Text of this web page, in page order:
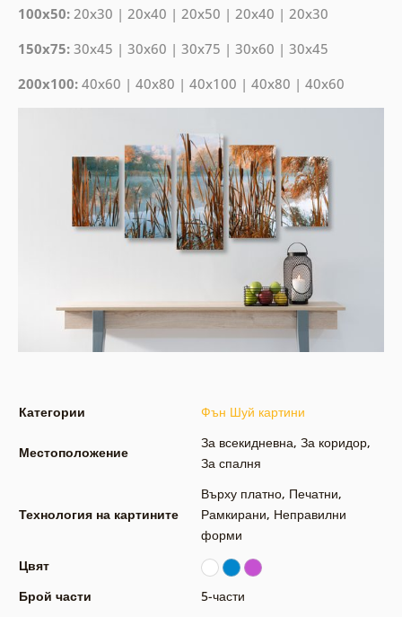
100x50:20x30 | 20x40 | 20x50 | 20x40 | 20x30
150x75:30x45 | 30x60 | 30x75 | 30x60 | 30x45
200x100:40x60 | 40x80 | 40x100 | 40x80 | 40x60
Категории Фън Шуй картини
Местоположение
За всекидневна, За коридор,
За спалня
Технология на картините
Върху платно, Печатни,
Рамкирани, Неправилни
форми
Цвят
Брой части
5-части